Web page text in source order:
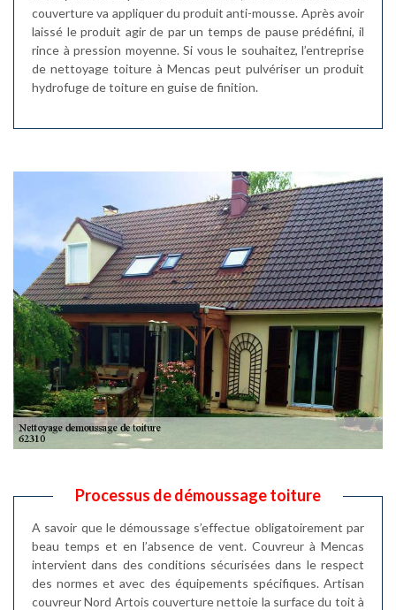
couverture va appliquer du produit anti-mousse. Après avoir
laissé le produit agir de par un temps de pause prédéfini, il
rince à pression moyenne. Si vous le souhaitez, l’entreprise
de nettoyage toiture à Mencas peut pulvériser un produit
hydrofuge de toiture en guise de finition.
Processus de démoussage toiture
A savoir que le démoussage s’effectue obligatoirement par
beau temps et en l’absence de vent. Couvreur à Mencas
intervient dans des conditions sécurisées dans le respect
des normes et avec des équipements spécifiques. Artisan
couvreur Nord Artois couverture nettoie la surface du toit à